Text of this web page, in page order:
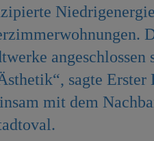
angeschlossen
sagte Erster
mit dem